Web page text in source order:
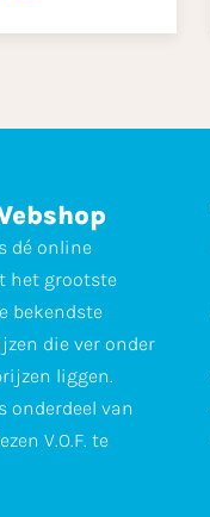
dé online
het grootste
bekendste
die ver onder
liggen.
onderdeel van
V.O.F. te